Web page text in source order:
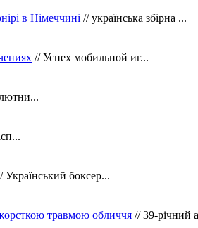
в Німеччині // українська збірна ...
// Успех мобильной иг...
Український боксер...
травмою обличчя // 39-річний